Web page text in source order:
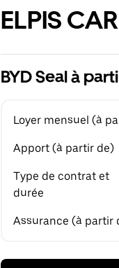
ELPIS CAR
BYD Seal à
Loyer mensuel (à
Apport (à partir de)
Type de contrat et
durée
Assurance (à partir